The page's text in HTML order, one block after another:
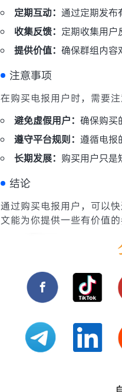
定期互动： 通过定期发布
收集反馈： 定期收集用户
提供价值： 确保群组内容
注意事项
在购买电报用户时，需要注
避免虚假用户： 确保购买
遵守平台规则： 遵循电报
长期发展： 购买用户只是
结论
通过购买电报用户，可以
文能为你提供一些有价值